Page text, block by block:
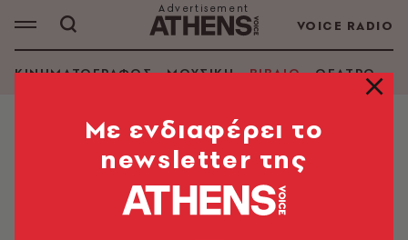
VOICE RADIO
ΚΙΝΗΜΑΤΟΓΡΑΦΟΣ ΜΟΥΣΙΚΗ ΒΙΒΛΙΟ ΘΕΑΤΡΟ -
Mε ενδιαφέρει το
newsletter της